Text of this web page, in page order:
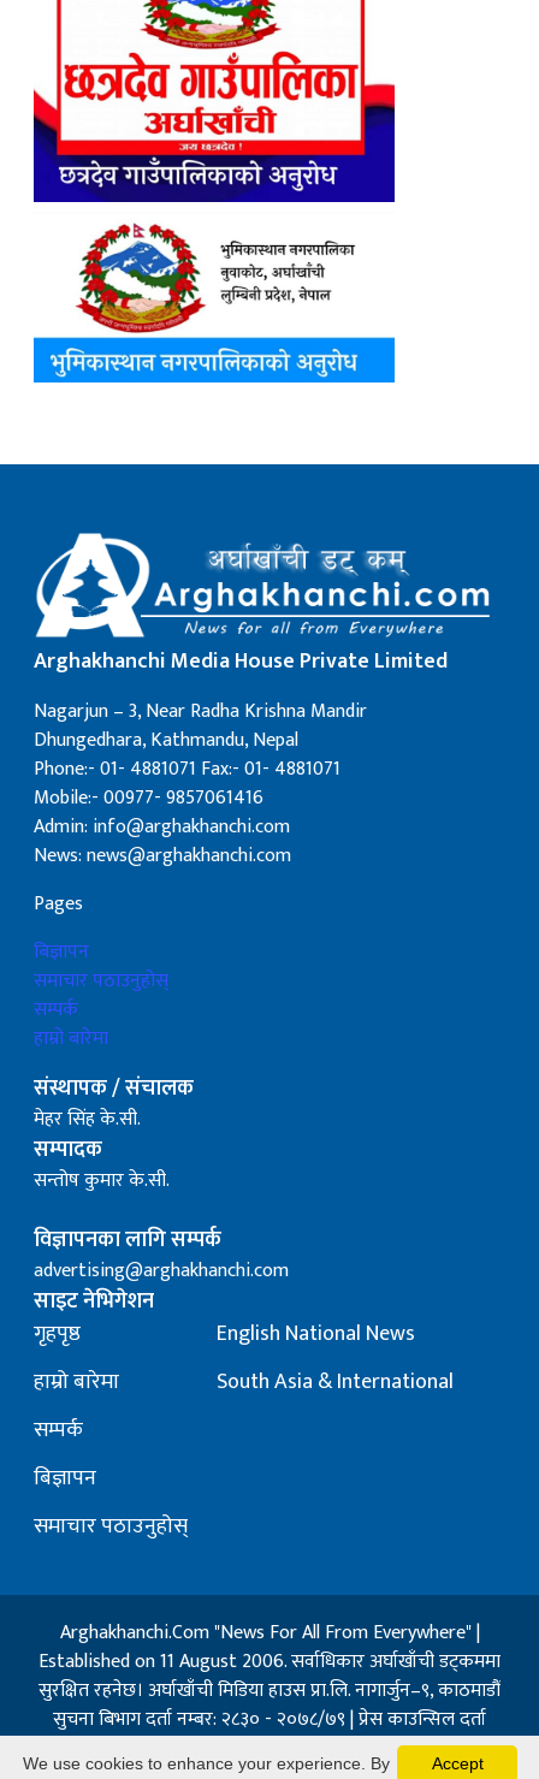
Arghakhanchi Media House Private Limited
Nagarjun – 3, Near Radha Krishna Mandir
Dhungedhara, Kathmandu, Nepal
Phone:- 01- 4881071 Fax:- 01- 4881071
Mobile:- 00977- 9857061416
Admin: info@arghakhanchi.com
News: news@arghakhanchi.com
Pages
बिज्ञापन
समाचार पठाउनुहोस्
सम्पर्क
हाम्रो बारेमा
संस्थापक / संचालक
मेहर सिंह के.सी.
सम्पादक
सन्तोष कुमार के.सी.
विज्ञापनका लागि सम्पर्क
advertising@arghakhanchi.com
साइट नेभिगेशन
गृहपृष्ठ
हाम्रो बारेमा
सम्पर्क
बिज्ञापन
समाचार पठाउनुहोस्
English National News
South Asia & International
Arghakhanchi.Com "News For All From Everywhere" |
Established on 11 August 2006. सर्वाधिकार अर्घाखाँची डट्कममा
सुरक्षित रहनेछ। अर्घाखाँची मिडिया हाउस प्रा.लि. नागार्जुन–९, काठमाडौं
सुचना बिभाग दर्ता नम्बर: २८३० - २०७८/७९ | प्रेस काउन्सिल दर्ता
नम्बर: १३२ / २०७३-०४-२१ | जिप्रका सि- नम्बर: ७, दर्ता नम्बर
Accept
We use cookies to enhance your experience. By